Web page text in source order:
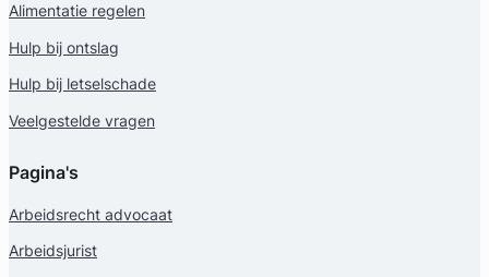
Jakobs Hiemstra Advocatuur
Meer dan 28 jaar ervaring
Alimentatie regelen
Hulp bij ontslag
Hulp bij letselschade
Veelgestelde vragen
Pagina's
Arbeidsrecht advocaat
Arbeidsjurist